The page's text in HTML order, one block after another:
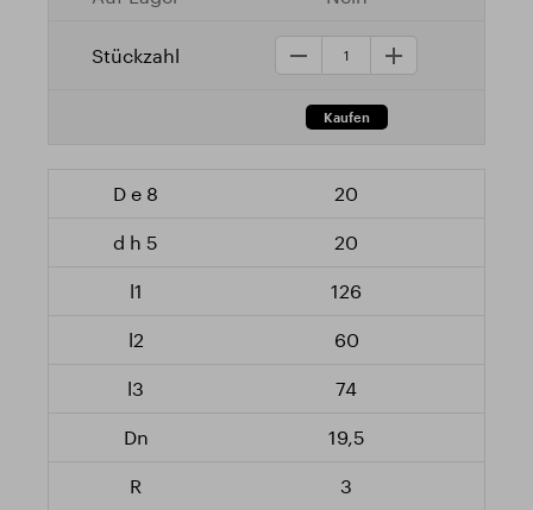
20
20
126
60
74
19,5
3